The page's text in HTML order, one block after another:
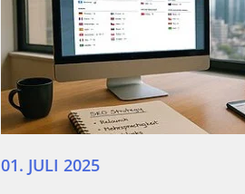
01. JULI 2025